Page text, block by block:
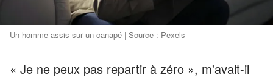
Un homme assis sur un canapé | Source : Pexels
« Je ne peux pas repartir à zéro », m'avait-il